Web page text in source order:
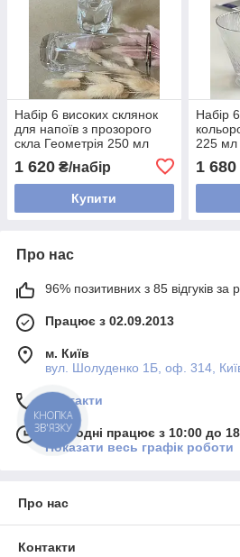
Набір 6 високих склянок
для напоїв з прозорого
скла Геометрія 250 мл
1 620 ₴/набір
Купити
Набір
225 мл
1 680
Про нас
96% позитивних з 85 відгуків за
Працює з 02.09.2013
м. Київ
вул. Шолуденко 1Б, оф. 314,
Контакти
Сьогодні працює з 10:00 до
Показати весь графік роботи
Про нас
Контакти
КНОПКА
ЗВ'ЯЗКУ